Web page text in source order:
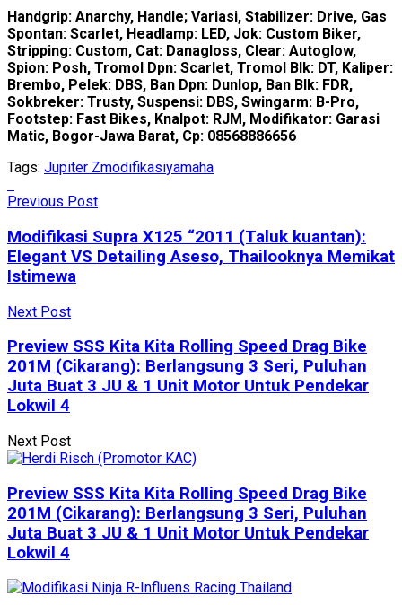
Handgrip: Anarchy, Handle; Variasi, Stabilizer: Drive, Gas
Spontan: Scarlet, Headlamp: LED, Jok: Custom Biker,
Stripping: Custom, Cat: Danagloss, Clear: Autoglow,
Spion: Posh, Tromol Dpn: Scarlet, Tromol Blk: DT, Kaliper:
Brembo, Pelek: DBS, Ban Dpn: Dunlop, Ban Blk: FDR,
Sokbreker: Trusty, Suspensi: DBS, Swingarm: B-Pro,
Footstep: Fast Bikes, Knalpot: RJM, Modifikator: Garasi
Matic, Bogor-Jawa Barat, Cp: 08568886656
Tags: Jupiter Zmodifikasiyamaha
Previous Post
Modifikasi Supra X125 “2011 (Taluk kuantan):
Elegant VS Detailing Aseso, Thailooknya Memikat
Istimewa
Next Post
Preview SSS Kita Kita Rolling Speed Drag Bike
201M (Cikarang): Berlangsung 3 Seri, Puluhan
Juta Buat 3 JU & 1 Unit Motor Untuk Pendekar
Lokwil 4
Next Post
Preview SSS Kita Kita Rolling Speed Drag Bike
201M (Cikarang): Berlangsung 3 Seri, Puluhan
Juta Buat 3 JU & 1 Unit Motor Untuk Pendekar
Lokwil 4